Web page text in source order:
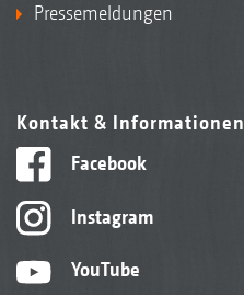
Pressemeldungen
Kontakt & Informationen
Facebook
Instagram
YouTube